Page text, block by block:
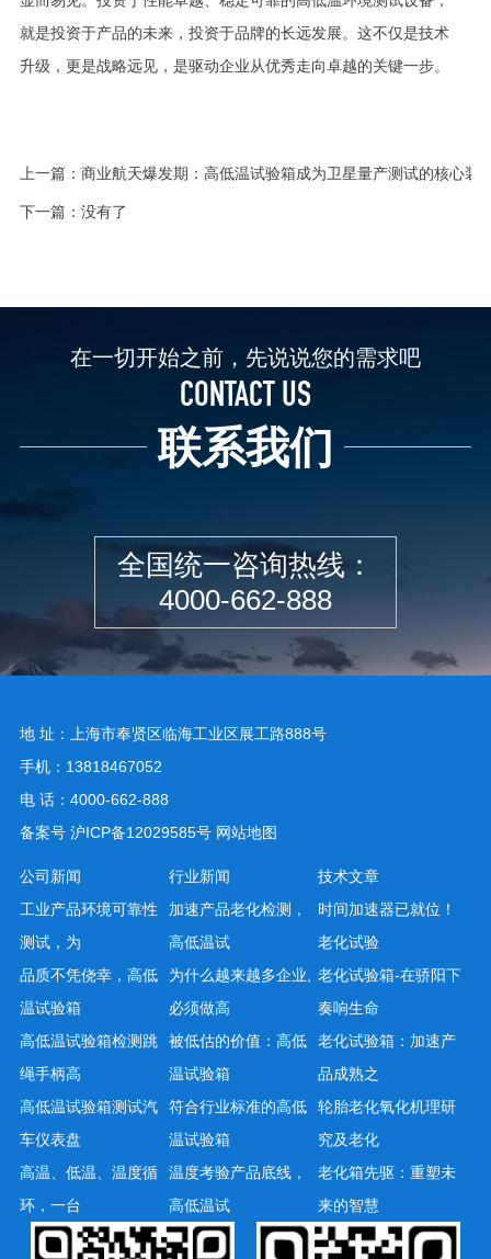
就是投资于产品的未来，投资于品牌的长远发展。这不仅是技术
升级，更是战略远见，是驱动企业从优秀走向卓越的关键一步。
上一篇： 商业航天爆发期：高低温试验箱成为卫星量产测试的核心装
下一篇：没有了
在一切开始之前，先说说您的需求吧
CONTACT US
联系我们
全国统一咨询热线：
4000-662-888
地 址：上海市奉贤区临海工业区展工路888号
手机：13818467052
电 话：4000-662-888
备案号 沪ICP备12029585号 网站地图
公司新闻
工业产品环境可靠性
测试，为
品质不凭侥幸，高低
温试验箱
高低温试验箱检测跳
绳手柄高
高低温试验箱测试汽
车仪表盘
高温、低温、温度循
环，一台
行业新闻
加速产品老化检测，
高低温试
为什么越来越多企业,
必须做高
被低估的价值：高低
温试验箱
符合行业标准的高低
温试验箱
温度考验产品底线，
高低温试
技术文章
时间加速器已就位！
老化试验
老化试验箱-在骄阳下
奏响生命
老化试验箱：加速产
品成熟之
轮胎老化氧化机理研
究及老化
老化箱先驱：重塑未
来的智慧